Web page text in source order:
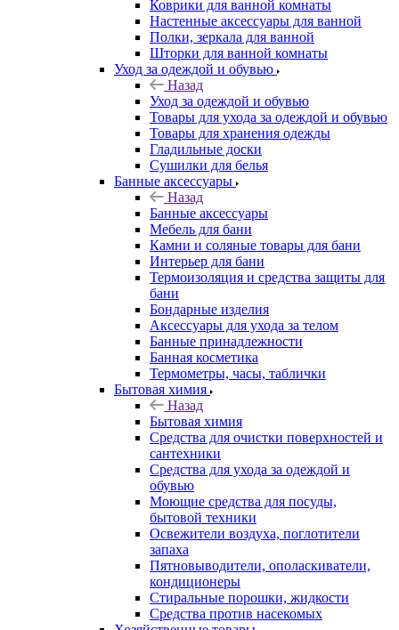
Коврики для ванной комнаты
Настенные аксессуары для ванной
Полки, зеркала для ванной
Шторки для ванной комнаты
Уход за одеждой и обувью
Назад
Уход за одеждой и обувью
Товары для ухода за одеждой и обувью
Товары для хранения одежды
Гладильные доски
Сушилки для белья
Банные аксессуары
Назад
Банные аксессуары
Мебель для бани
Камни и соляные товары для бани
Интерьер для бани
Термоизоляция и средства защиты для
бани
Бондарные изделия
Аксеcсуары для ухода за телом
Банные принадлежности
Банная косметика
Термометры, часы, таблички
Бытовая химия
Назад
Бытовая химия
Средства для очистки поверхностей и
сантехники
Средства для ухода за одеждой и
обувью
Моющие средства для посуды,
бытовой техники
Освежители воздуха, поглотители
запаха
Пятновыводители, ополаскиватели,
кондиционеры
Стиральные порошки, жидкости
Средства против насекомых